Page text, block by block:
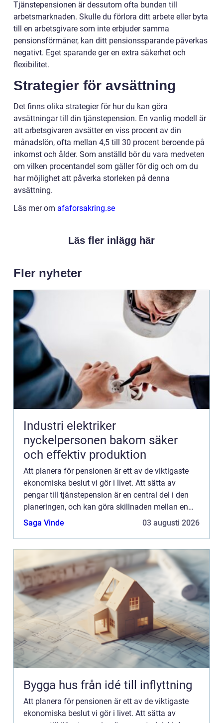
Tjänstepensionen är dessutom ofta bunden till
arbetsmarknaden. Skulle du förlora ditt arbete eller byta
till en arbetsgivare som inte erbjuder samma
pensionsförmåner, kan ditt pensionssparande påverkas
negativt. Eget sparande ger en extra säkerhet och
flexibilitet.
Strategier för avsättning
Det finns olika strategier för hur du kan göra
avsättningar till din tjänstepension. En vanlig modell är
att arbetsgivaren avsätter en viss procent av din
månadslön, ofta mellan 4,5 till 30 procent beroende på
inkomst och ålder. Som anställd bör du vara medveten
om vilken procentandel som gäller för dig och om du
har möjlighet att påverka storleken på denna
avsättning.
Läs mer om afaforsakring.se
Läs fler inlägg här
Fler nyheter
Industri elektriker
nyckelpersonen bakom säker
och effektiv produktion
Att planera för pensionen är ett av de viktigaste
ekonomiska beslut vi gör i livet. Att sätta av
pengar till tjänstepension är en central del i den
planeringen, och kan göra skillnaden mellan en
trygg ålderdom...
Saga Vinde 03 augusti 2026
Bygga hus från idé till inflyttning
Att planera för pensionen är ett av de viktigaste
ekonomiska beslut vi gör i livet. Att sätta av